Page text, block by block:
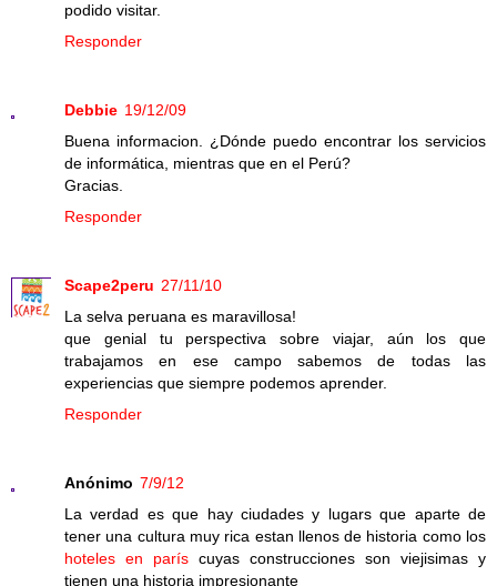
podido visitar.
Responder
Debbie 19/12/09
Buena informacion. ¿Dónde puedo encontrar los servicios
de informática, mientras que en el Perú?
Gracias.
Responder
Scape2peru 27/11/10
La selva peruana es maravillosa!
que genial tu perspectiva sobre viajar, aún los que
trabajamos en ese campo sabemos de todas las
experiencias que siempre podemos aprender.
Responder
Anónimo 7/9/12
La verdad es que hay ciudades y lugars que aparte de
tener una cultura muy rica estan llenos de historia como los
hoteles en parís cuyas construcciones son viejisimas y
tienen una historia impresionante